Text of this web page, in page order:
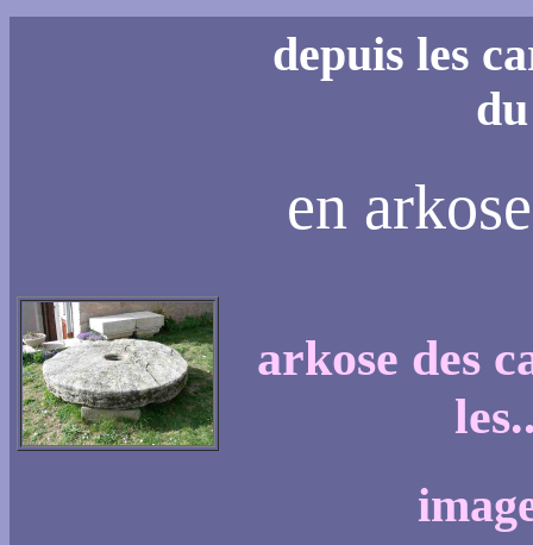
depuis les
en
arkose des